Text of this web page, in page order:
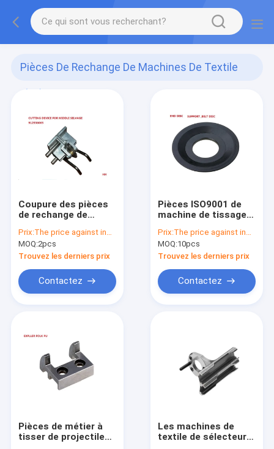
Pièces De Rechange De Machines De Textile
Coupure des pièces
de rechange de
de dispositif pour la
salbande moyenne
avec le rochet
Prix:The price against inquiry
MOQ:2pcs
Trouvez les derniers prix
Contactez
Pièces ISO9001 de
machine de tissage
de ceinture de disque
d'extrémité
Prix:The price against inquiry
MOQ:10pcs
Trouvez les derniers prix
Contactez
Pièces de métier à
tisser de projectile
Les machines de
textile de sélecteur